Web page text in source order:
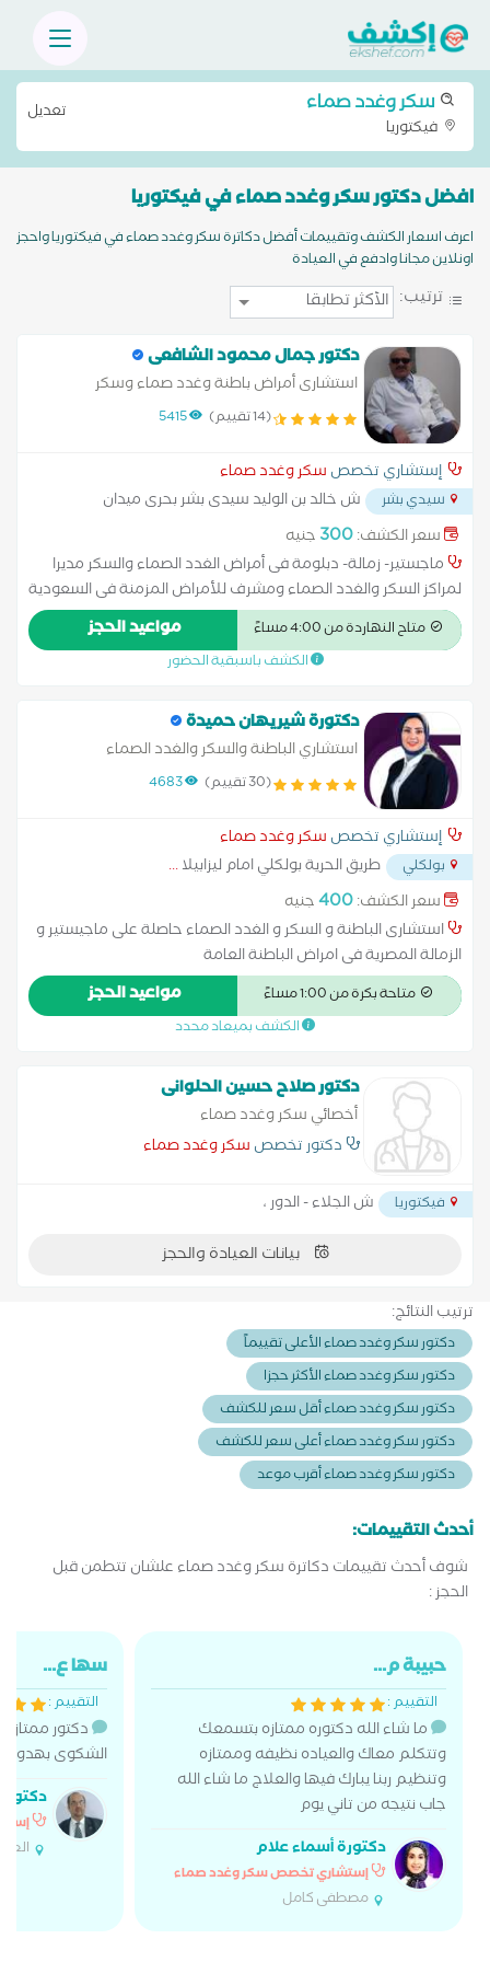
سكر وغدد صماء
فيكتوريا
تعديل
افضل دكتور سكر وغدد صماء في فيكتوريا
اعرف اسعار الكشف وتقييمات أفضل دكاترة سكر وغدد صماء في فيكتوريا واحجز
اونلاين مجانا وادفع في العيادة
ترتيب:
دكتور جمال محمود الشافعى
استشارى أمراض باطنة وغدد صماء وسكر
(14 تقييم) 5415
إستشاري تخصص سكر وغدد صماء
سيدي بشر
ش خالد بن الوليد سيدى بشر بحرى ميدان
محمد نجيب...
سعر الكشف:300 جنيه
ماجستير- زمالة- دبلومة فى أمراض الغدد الصماء والسكر مديرا
لمراكز السكر والغدد الصماء ومشرف للأمراض المزمنة فى السعودية
لمدة 20 عاما ..دبلومة جودة رعاية صحية من الجامعة الأمريكية..
متاح النهاردة من 4:00 مساءً مواعيد الحجز
الكشف باسبقية الحضور
دكتورة شيريهان حميدة
استشاري الباطنة والسكر والغدد الصماء
(30 تقييم) 4683
إستشاري تخصص سكر وغدد صماء
بولكلي طريق الحرية بولكلي امام ليزابيلا...
سعر الكشف:400جنيه
استشارى الباطنة و السكر و الغدد الصماء حاصلة على ماجيستير و
الزمالة المصرية فى امراض الباطنة العامة
متاحة بكرة من 1:00 مساءً مواعيد الحجز
الكشف بميعاد محدد
دكتور صلاح حسين الحلوانى
أخصائي سكر وغدد صماء
دكتور تخصص سكر وغدد صماء
فيكتوريا ش الجلاء - الدور ،
بيانات العيادة والحجز
ترتيب النتائج:
دكتور سكر وغدد صماء الأعلى تقييماً
دكتور سكر وغدد صماء الأكثر حجزا
دكتور سكر وغدد صماء أقل سعر للكشف
دكتور سكر وغدد صماء أعلى سعر للكشف
دكتور سكر وغدد صماء أقرب موعد
أحدث التقييمات:
شوف أحدث تقييمات دكاترة سكر وغدد صماء علشان تتطمن قبل
الحجز :
حبيبة م...
التقييم :
ما شاء الله دكتوره ممتازه بتسمعك
وتتكلم معاك والعياده نظيفه وممتازه
وتنظيم ربنا يبارك فيها والعلاج ما شاء الله
جاب نتيجه من تاني يوم
دكتورة أسماء علام
إستشاري تخصص سكر وغدد صماء
مصطفى كامل
سها ع...
التقييم :
دكتور ممتاز
الشكوى بهدوء
دكتور